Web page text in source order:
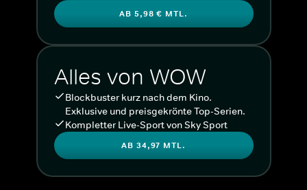
AB 5,98 € MTL.
Alles von WOW
Blockbuster kurz nach dem Kino.
Exklusive und preisgekrönte Top-Serien.
Kompletter Live-Sport von Sky Sport
AB 34,97 MTL.